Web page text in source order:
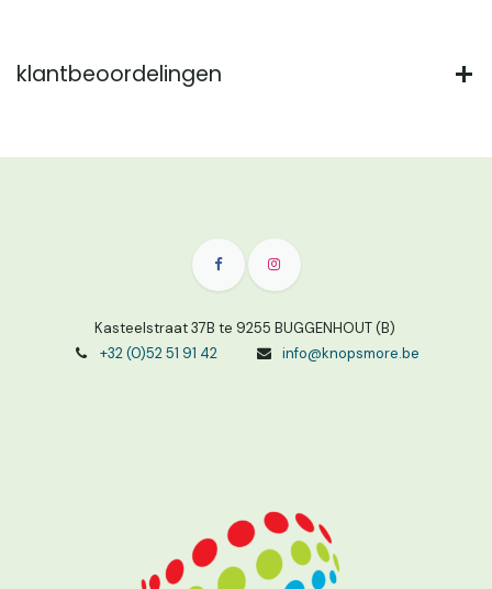
klantbeoordelingen
Kasteelstraat 37B te 9255 BUGGENHOUT (B)
+32 (0)52 51 91 42
info@knopsmore.be